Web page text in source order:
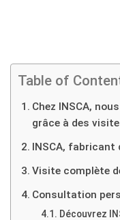
Table of
Chez INSCA,
grâce à des
INSCA,
Visite complète
Consultation
Découvrez